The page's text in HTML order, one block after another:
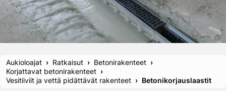
Aukioloajat Ratkaisut
Betonirakenteet
Korjattavat betonirakenteet
Vesitiiviit ja vettä pidättävät rakenteet
Betonikorjauslaastit